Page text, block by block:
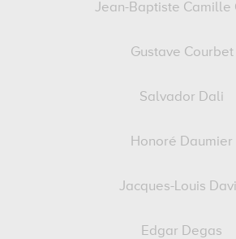
Jean-Baptiste Camille
Gustave Courbet
Salvador Dali
Honoré Daumier
Jacques-Louis
Edgar Degas